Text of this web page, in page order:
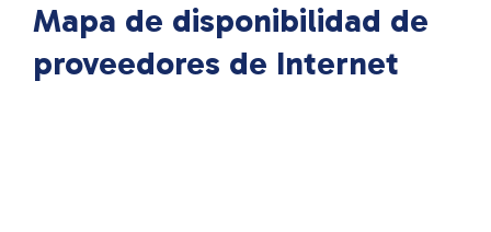
Mapa de disponibilidad de
proveedores de Internet